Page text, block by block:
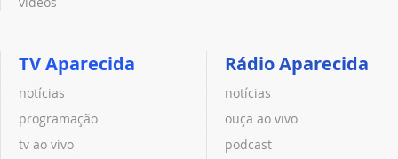
TV Aparecida
notícias
programação
tv ao vivo
Rádio Aparecida
notícias
ouça ao vivo
podcast